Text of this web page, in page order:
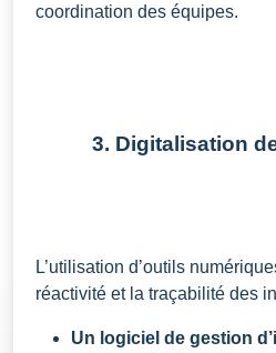
coordination des équipes.
3. Digitalisation
L’utilisation d’outils
réactivité et la traçabilité des
Un logiciel de gestion